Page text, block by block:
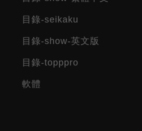
目錄-seikaku
目錄-show-英文版
目錄-topppro
軟體